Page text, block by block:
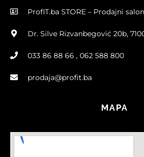
ProfIT.ba STORE – Prodajni salon
Dr. Silve Rizvanbegović 20b,
033 86 88 66 , 062 588 800
prodaja@profit.ba
MAPA